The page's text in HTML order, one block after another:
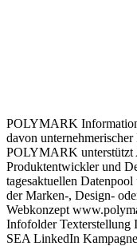
POLYMARK
davon
POLYMARK unterstützt
Produktentwickler und
tagesaktuellen Datenpool
der Marken-, Design-
Webkonzept
Infofolder
SEA LinkedIn